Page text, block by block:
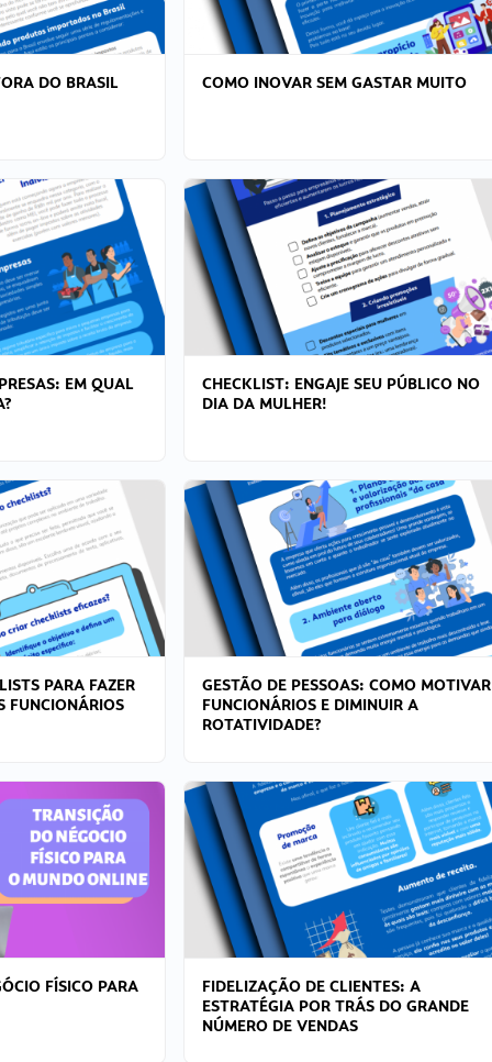
DO BRASIL COMO INOVAR SEM GASTAR MUITO
EM QUAL
CHECKLIST: ENGAJE SEU PÚBLICO NO
DIA DA MULHER!
PARA FAZER
FUNCIONÁRIOS
GESTÃO DE PESSOAS: COMO MOTIVAR
FUNCIONÁRIOS E DIMINUIR A
ROTATIVIDADE?
FÍSICO PARA
FIDELIZAÇÃO DE CLIENTES: A
ESTRATÉGIA POR TRÁS DO GRANDE
NÚMERO DE VENDAS